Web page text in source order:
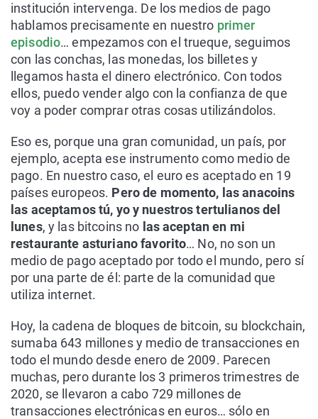
institución intervenga. De los medios de pago
hablamos precisamente en nuestro primer
episodio… empezamos con el trueque, seguimos
con las conchas, las monedas, los billetes y
llegamos hasta el dinero electrónico. Con todos
ellos, puedo vender algo con la confianza de que
voy a poder comprar otras cosas utilizándolos.
Eso es, porque una gran comunidad, un país, por
ejemplo, acepta ese instrumento como medio de
pago. En nuestro caso, el euro es aceptado en 19
países europeos. Pero de momento, las anacoins
las aceptamos tú, yo y nuestros tertulianos del
lunes, y las bitcoins no las aceptan en mi
restaurante asturiano favorito… No, no son un
medio de pago aceptado por todo el mundo, pero sí
por una parte de él: parte de la comunidad que
utiliza internet.
Hoy, la cadena de bloques de bitcoin, su blockchain,
sumaba 643 millones y medio de transacciones en
todo el mundo desde enero de 2009. Parecen
muchas, pero durante los 3 primeros trimestres de
2020, se llevaron a cabo 729 millones de
transacciones electrónicas en euros… sólo en